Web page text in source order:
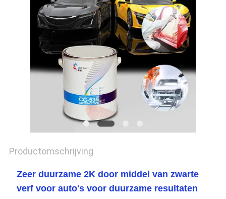
PRIVACYBELEID
Productomschrijving
Zeer duurzame 2K door middel van zwarte
verf voor auto's voor duurzame resultaten